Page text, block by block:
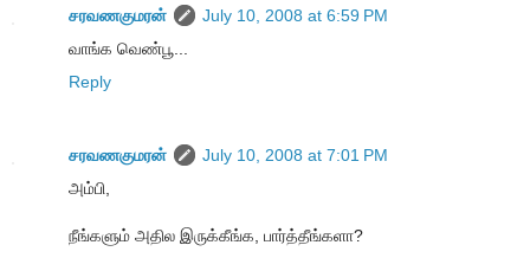
சரவணகுமரன்
July 10, 2008 at 6:59 PM
வாங்க வெண்பூ...
Reply
சரவணகுமரன்
July 10, 2008 at 7:01 PM
அம்பி,
நீங்களும் அதில இருக்கீங்க, பார்த்தீங்களா?